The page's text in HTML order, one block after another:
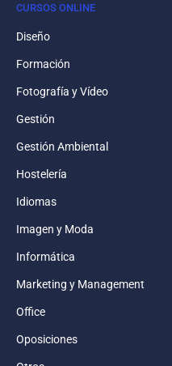
CURSOS ONLINE
Diseño
Formación
Fotografía y Vídeo
Gestión
Gestión Ambiental
Hostelería
Idiomas
Imagen y Moda
Informática
Marketing y Management
Office
Oposiciones